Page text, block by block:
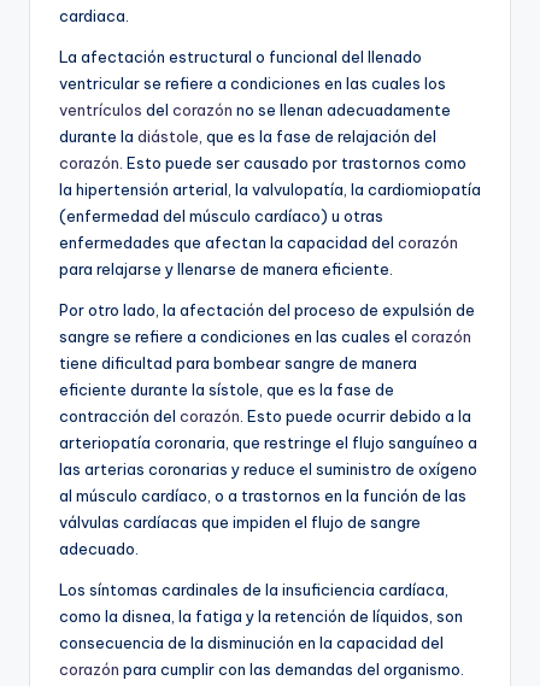
cardiaca.
La afectación estructural o funcional del llenado
ventricular se refiere a condiciones en las cuales los
ventrículos del corazón no se llenan adecuadamente
durante la diástole , que es la fase de relajación del
corazón . Esto puede ser causado por trastornos como
la hipertensión arterial, la valvulopatía, la cardiomiopatía
(enfermedad del músculo cardíaco) u otras
enfermedades que afectan la capacidad del corazón
para relajarse y llenarse de manera eficiente.
Por otro lado, la afectación del proceso de expulsión de
sangre se refiere a condiciones en las cuales el corazón
tiene dificultad para bombear sangre de manera
eficiente durante la sístole, que es la fase de
contracción del corazón . Esto puede ocurrir debido a la
arteriopatía coronaria, que restringe el flujo sanguíneo a
las arterias coronarias y reduce el suministro de oxígeno
al músculo cardíaco, o a trastornos en la función de las
válvulas cardíacas que impiden el flujo de sangre
adecuado.
Los síntomas cardinales de la insuficiencia cardíaca,
como la disnea, la fatiga y la retención de líquidos, son
consecuencia de la disminución en la capacidad del
corazón para cumplir con las demandas del organismo.